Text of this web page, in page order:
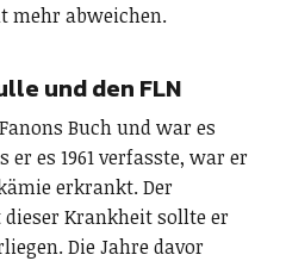
mehr abweichen.
und den FLN
Buch und war es
er es 1961 verfasste, war er
erkrankt. Der
Krankheit sollte er
Die Jahre davor